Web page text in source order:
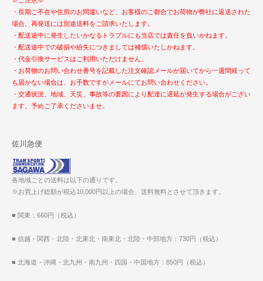
・長期ご不在や住所のお間違いなど、お客様のご都合でお荷物が弊社に返送された
場合、再発送には別途送料をご請求いたします。
・配送途中に発生したいかなるトラブルにも当店では責任を負いかねます。
・配送途中での破損や紛失につきましては補償いたしかねます。
・代金引換サービスはご利用いただけません。
・お荷物のお問い合わせ番号を記載した注文確認メールが届いてから一週間経って
も届かない場合は、お手数ですがメールにてお問い合わせください。
・交通状況、地域、天災、事故等の要因により配達に遅延が発生する場合がござい
ます。予めご了承くださいませ。
佐川急便
各地域ごとの送料は以下の通りです。
※お買上げ総額が税込10,000円以上の場合、送料無料とさせて頂きます。
■ 関東：660円（税込）
■ 信越・関西・北陸・北東北・南東北・北陸・中部地方：730円（税込）
■ 北海道・沖縄・北九州・南九州・四国・中国地方：850円（税込）